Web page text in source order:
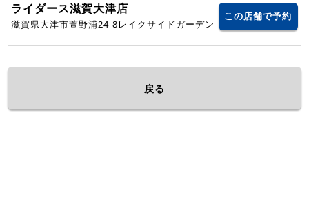
ライダース滋賀大津店
滋賀県大津市萱野浦24-8レイクサイドガーデン
この店舗で予約
戻る